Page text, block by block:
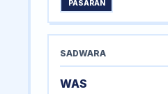
PASARAN
SADWARA
WAS